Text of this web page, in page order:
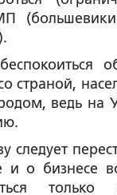
страной,
ведь на
следует
и о бизнесе
только